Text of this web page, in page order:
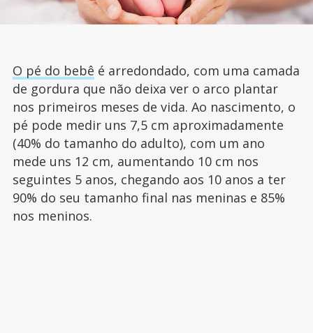
O pé do bebê é arredondado, com uma camada
de gordura que não deixa ver o arco plantar
nos primeiros meses de vida. Ao nascimento, o
pé pode medir uns 7,5 cm aproximadamente
(40% do tamanho do adulto), com um ano
mede uns 12 cm, aumentando 10 cm nos
seguintes 5 anos, chegando aos 10 anos a ter
90% do seu tamanho final nas meninas e 85%
nos meninos.